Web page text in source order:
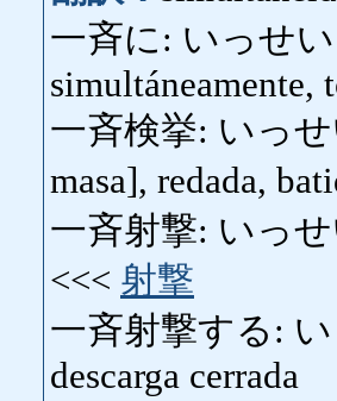
一斉に: いっせい
simultáneamente,
一斉検挙: いっせ
masa], redada,
一斉射撃: いっせ
<<< 射撃
一斉射撃する:
descarga cerrada